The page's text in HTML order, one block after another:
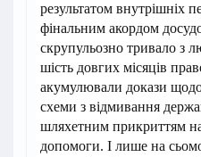
результатом внутрішніх
фінальним акордом
скрупульозно тривало з
шість довгих місяців
акумулювали докази щодо
схеми з відмивання
шляхетним прикриттям
допомоги. І лише на